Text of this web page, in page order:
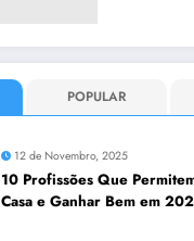
POPULAR
12 de Novembro, 2025
10 Profissões Que
Casa e Ganhar Bem em